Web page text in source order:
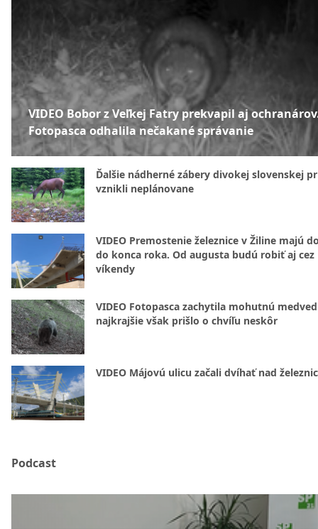
VIDEO Bobor z Veľkej Fatry prekvapil aj
Fotopasca odhalila nečakané správanie
Ďalšie nádherné zábery divokej slovenskej
vznikli neplánovane
VIDEO Premostenie železnice v Žiline majú
do konca roka. Od augusta budú robiť aj cez
víkendy
VIDEO Fotopasca zachytila mohutnú
najkrajšie však prišlo o chvíľu neskôr
VIDEO Májovú ulicu začali dvíhať nad
Podcast